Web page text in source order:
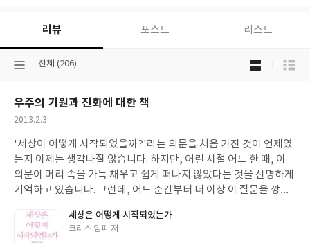
리뷰 포스트 리스트
선
분
류
전체 (206)
우주의 기원과 진화에 대한 책
작
일
2013.2.3
'세상이 어떻게 시작되었을까?'라는 의문을 처음 가진 것이 언제였
는지 이제는 생각나질 않습니다. 하지만, 어린 시절 어느 한 때, 이
의문이 머리 속을 가득 채우고 쉽게 떠나지 않았다는 것을 선명하게
기억하고 있습니다. 그런데, 어느 순간부터 더 이상 이 질문을 깡그
세상의 근원에 대한 호기심은 원초적인 것이지만, 아무도 그 답을
줄 수가 없기 때문에 아이들은 점점 관심의 대상이 현실적인 것으로
세상은 어떻게 시작되었는가
글
크리스 임피 저